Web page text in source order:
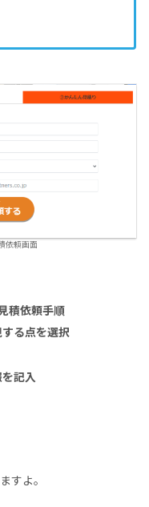
依頼画面
積依頼手順
る点を選択
記入
すよ。